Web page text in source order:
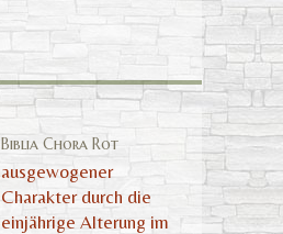
Biblia Chora Rot
ausgewogener
Charakter durch die
einjährige Alterung im